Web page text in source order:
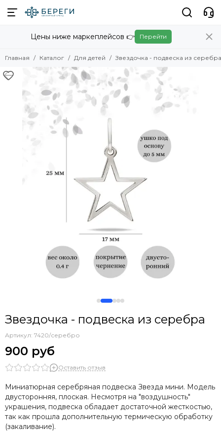
Цены ниже маркеплейсов 👉 Перейти
Главная Каталог Для детей Звездочка - подвеска из серебра
Звездочка - подвеска из серебра
Артикул: 7420/серебро
900 руб
Оставить отзыв
Миниатюрная серебряная подвеска Звезда мини. Модель
двусторонняя, плоская. Несмотря на "воздушность"
украшения, подвеска обладает достаточной жесткостью,
так как прошла дополнительную термическую обработку
(закаливание).